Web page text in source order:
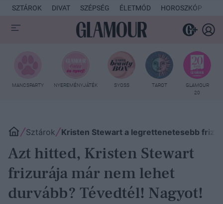
SZTÁROK DIVAT SZÉPSÉG ÉLETMÓD HOROSZKÓP
MANCSPARTY NYEREMÉNYJÁTÉK SYOSS TAROT
GLAMOUR
20
Sztárok Kristen Stewart a legrettenetesebb
Azt hitted, Kristen Stewart
frizurája már nem lehet
durvább? Tévedtél! Nagyot!